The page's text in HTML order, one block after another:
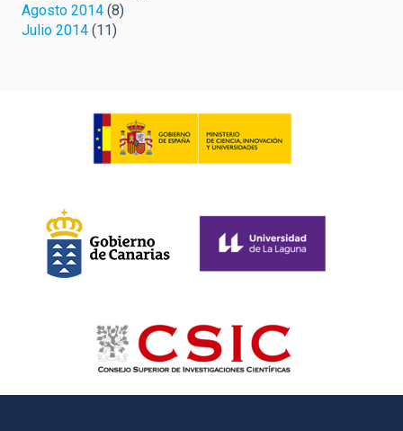
Agosto 2014 (8)
Julio 2014 (11)